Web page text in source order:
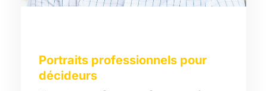
Portraits professionnels pour
décideurs